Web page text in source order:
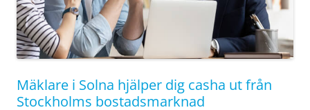
Mäklare i Solna hjälper dig casha ut från
Stockholms bostadsmarknad